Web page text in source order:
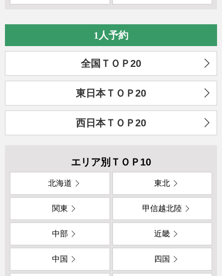
1人予約
全国ＴＯＰ20
東日本ＴＯＰ20
西日本ＴＯＰ20
エリア別ＴＯＰ10
北海道 東北
関東 甲信越北陸
中部 近畿
中国 四国